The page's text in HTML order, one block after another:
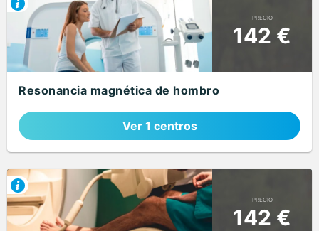
PRECIO
142 €
Resonancia magnética de hombro
Ver 1 centros
PRECIO
142 €